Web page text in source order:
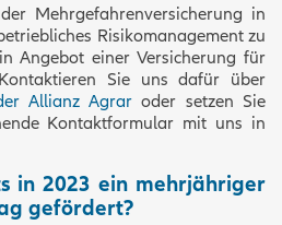
Mehrgefahrenversicherung in
Risikomanagement zu
Angebot einer Versicherung für
Sie uns dafür über
Allianz Agrar oder setzen Sie
Kontaktformular mit uns in
in 2023 ein mehrjähriger
gefördert?